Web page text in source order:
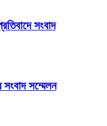
সংবাদ
সংবাদ সম্মেলন